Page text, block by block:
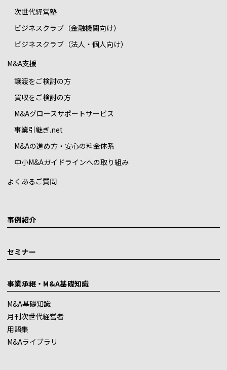
次世代経営塾
ビジネスクラブ（金融機関向け）
ビジネスクラブ（法人・個人向け）
M&A支援
譲渡をご検討の方
買収をご検討の方
M&Aグロースサポートサービス
事業引継ぎ.net
M&Aの進め方・安心の料金体系
中小M&Aガイドラインへの取り組み
よくあるご質問
事例紹介
セミナー
事業承継・M&A基礎知識
M&A基礎知識
月刊次世代経営者
用語集
M&Aライブラリ